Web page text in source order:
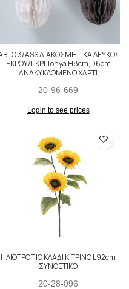
3/ASS ΔΙΑΚΟΣΜΗΤΙΚΑ ΛΕΥΚΟ/
ΕΚΡΟΥ/ΓΚΡΙ Tonya H8cm,D6cm
ΑΝΑΚΥΚΛΩΜΕΝΟ ΧΑΡΤΙ
20-96-669
Login to see prices
ΗΛΙΟΤΡΟΠΙΟ ΚΛΑΔΙ ΚΙΤΡΙΝΟ L92cm
ΣΥΝΘΕΤΙΚΟ
20-28-096